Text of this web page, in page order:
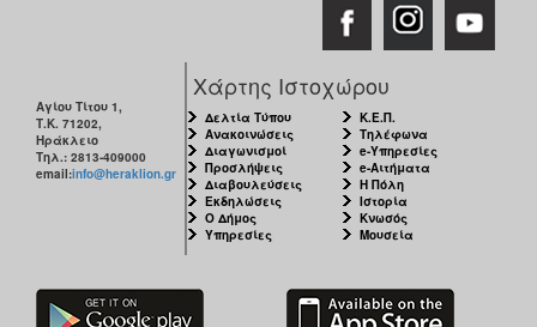
Αγίου Τίτου 1,
Τ.Κ. 71202,
Ηράκλειο
Τηλ.: 2813-409000
email:info@heraklion.gr
Χάρτης Ιστοχώρου
Δελτία Τύπου
Ανακοινώσεις
Διαγωνισμοί
Προσλήψεις
Διαβουλεύσεις
Εκδηλώσεις
Ο Δήμος
Υπηρεσίες
Κ.Ε.Π.
Τηλέφωνα
e-Υπηρεσίες
e-Αιτήματα
Η Πόλη
Ιστορία
Κνωσός
Μουσεία